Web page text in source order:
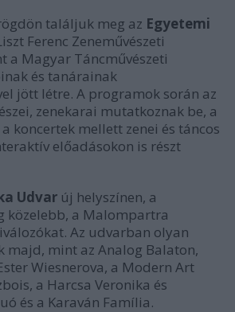
találjuk meg az Egyetemi
Ferenc Zeneművészeti
a Magyar Táncművészeti
és tanárainak
jött létre. A programok során az
zenekarai mutatkoznak be, a
koncertek mellett zenei és táncos
előadásokon is részt
Udvar új helyszínen, a
közelebb, a Malompartra
Az udvarban olyan
majd, mint az Analog Balaton,
Wiesnerova, a Modern Art
a Harcsa Veronika és
és a Karaván Família.